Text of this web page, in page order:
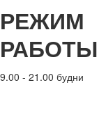
РЕЖИМ
РАБОТЫ
9.00 - 21.00 будни